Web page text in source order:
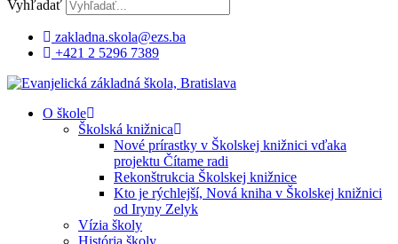
Vyhľadať
zakladna.skola@ezs.ba
+421 2 5296 7389
O škole
Školská knižnica
Nové prírastky v Školskej knižnici vďaka
projektu Čítame radi
Rekonštrukcia Školskej knižnice
Kto je rýchlejší, Nová kniha v Školskej knižnici
od Iryny Zelyk
Vízia školy
História školy